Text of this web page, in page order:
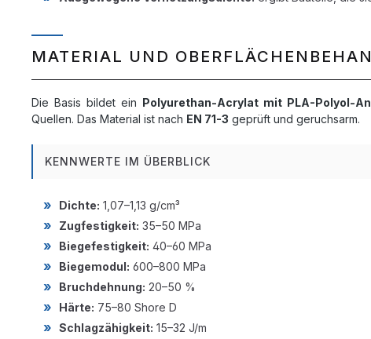
MATERIAL UND
Die Basis bildet ein Polyurethan-Acrylat mit PLA-Polyol-
Quellen. Das Material ist nach EN 71-3 geprüft und geruchsarm.
KENNWERTE IM ÜBERBLICK
Dichte: 1,07–1,13 g/cm³
Zugfestigkeit: 35–50 MPa
Biegefestigkeit: 40–60 MPa
Biegemodul: 600–800 MPa
Bruchdehnung: 20–50 %
Härte: 75–80 Shore D
Schlagzähigkeit: 15–32 J/m